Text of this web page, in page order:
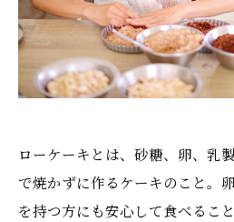
ローケーキとは、砂糖、卵、乳
で焼かずに作るケーキのこと。
を持つ方にも安心して食べるこ